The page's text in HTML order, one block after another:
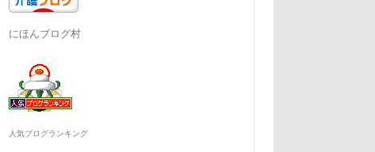
にほんブログ村
人気ブログランキング